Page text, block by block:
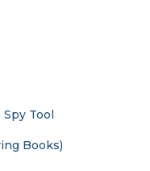
Tool
Books)